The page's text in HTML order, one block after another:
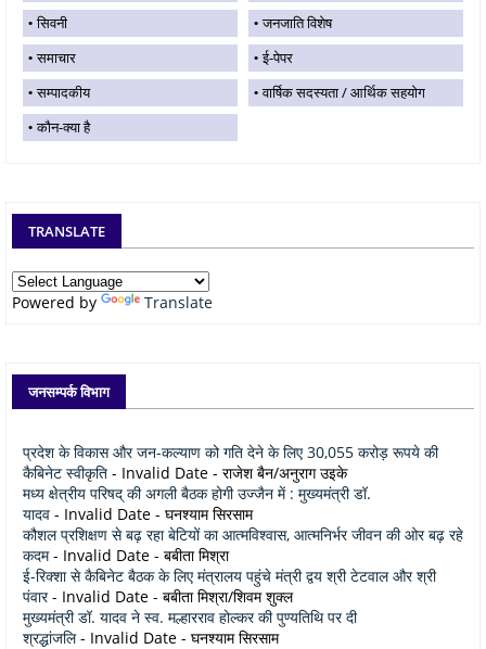
सिवनी
जनजाति विशेष
समाचार
ई-पेपर
सम्पादकीय
वार्षिक सदस्यता / आर्थिक सहयोग
कौन-क्या है
TRANSLATE
Powered by Translate
जनसम्पर्क विभाग
प्रदेश के विकास और जन-कल्याण को गति देने के लिए 30,055 करोड़ रूपये की
कैबिनेट स्वीकृति - Invalid Date - राजेश बैन/अनुराग उइके
मध्य क्षेत्रीय परिषद् की अगली बैठक होगी उज्जैन में : मुख्यमंत्री डॉ.
यादव - Invalid Date - घनश्याम सिरसाम
कौशल प्रशिक्षण से बढ़ रहा बेटियों का आत्मविश्वास, आत्मनिर्भर जीवन की ओर बढ़ रहे
कदम- Invalid Date - बबीता मिश्रा
ई-रिक्शा से कैबिनेट बैठक के लिए मंत्रालय पहुंचे मंत्री द्वय श्री टेटवाल और श्री
पंवार- Invalid Date - बबीता मिश्रा/शिवम शुक्ल
मुख्यमंत्री डॉ. यादव ने स्व. मल्हारराव होल्कर की पुण्यतिथि पर दी
श्रद्धांजलि- Invalid Date - घनश्याम सिरसाम